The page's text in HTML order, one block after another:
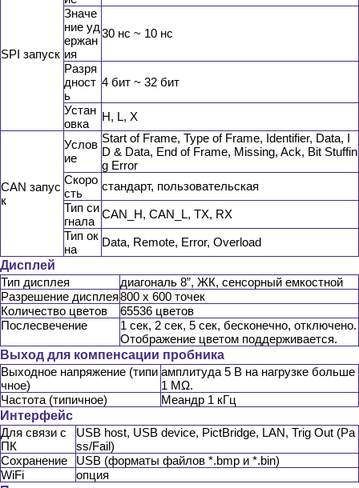
SPI запуск
Значе
ние уд
ержан
ия
30 нс ~ 10 нс
Разря
дност
ь
4 бит ~ 32 бит
Устан
овка
H, L, X
CAN запус
к
Услов
ие
Start of Frame, Type of Frame, Identifier, Data, I
D & Data, End of Frame, Missing, Ack, Bit Stuffin
g Error
Скоро
сть
стандарт, пользовательская
Тип си
гнала
CAN_H, CAN_L, TX, RX
Тип ок
на
Data, Remote, Error, Overload
Дисплей
Тип дисплея
диагональ 8”, ЖК, сенсорный емкостной
Разрешение дисплея800 х 600 точек
Количество цветов
65536 цветов
Послесвечение
1 сек, 2 сек, 5 сек, бесконечно, отключено.
Отображение цветом поддерживается.
Выход для компенсации пробника
Выходное напряжение (типи
чное)
амплитуда 5 В на нагрузке больше
1 MΩ.
Частота (типичное)
Меандр 1 кГц
Интерфейс
Для связи с
ПК
USB host, USB device, PictBridge, LAN, Trig Out (Pa
ss/Fail)
Сохранение
USB (форматы файлов *.bmp и *.bin)
WiFi
опция